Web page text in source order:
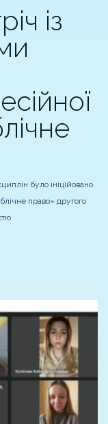
із
було ініційовано
право» другого